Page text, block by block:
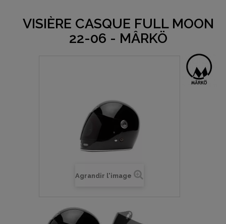
VISIÈRE CASQUE FULL MOON
22-06 - MÂRKÖ
Agrandir l'image